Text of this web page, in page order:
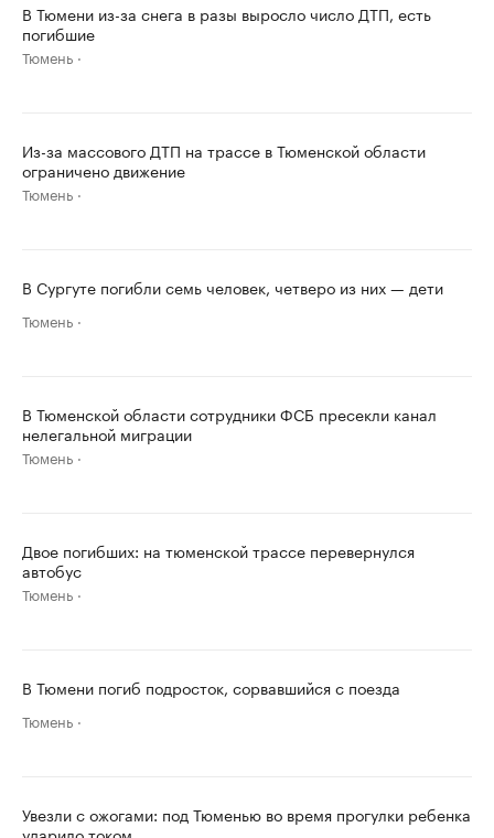
В Тюмени из-за снега в разы выросло число ДТП, есть
погибшие
Тюмень
Из-за массового ДТП на трассе в Тюменской области
ограничено движение
Тюмень
В Сургуте погибли семь человек, четверо из них — дети
Тюмень
В Тюменской области сотрудники ФСБ пресекли канал
нелегальной миграции
Тюмень
Двое погибших: на тюменской трассе перевернулся
автобус
Тюмень
В Тюмени погиб подросток, сорвавшийся с поезда
Тюмень
Увезли с ожогами: под Тюменью во время прогулки ребенка